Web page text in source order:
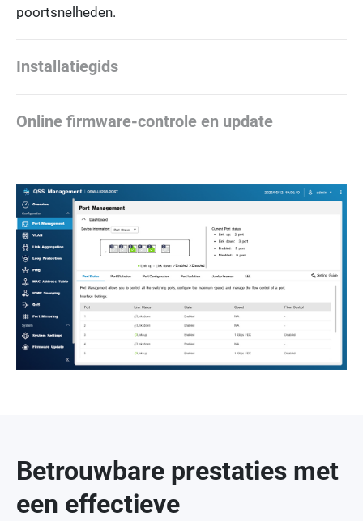
poortsnelheden.
Installatiegids
Online firmware-controle en update
Betrouwbare prestaties met
een effectieve